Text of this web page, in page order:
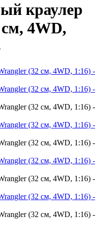
краулер
4WD,